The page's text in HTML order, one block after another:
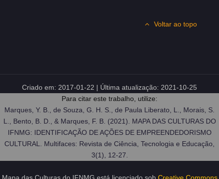
Voltar ao topo
Criado em: 2017-01-22 | Última atualização: 2021-10-25
Para citar este trabalho, utilize:
Marques, Y. B., de Souza, G. H. S., de Paula Liberato, L., Morais, S.
L., Bento, B. D., & Marques, F. B. (2021). MAPA DAS CULTURAS DO
IFNMG: IDENTIFICAÇÃO DE AÇÕES DE EMPREENDEDORISMO
CULTURAL. Multifaces: Revista de Ciência, Tecnologia e Educação,
3(1), 12-27.